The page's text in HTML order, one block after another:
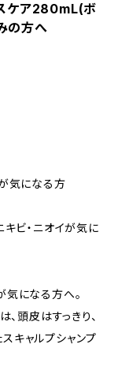
ケア280mL(ボ
の方へ
気になる方
キビ・ニオイが気に
になる方へ。
頭皮はすっきり、
キャルプシャンプ